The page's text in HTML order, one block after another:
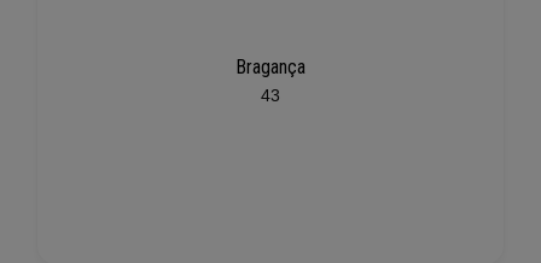
Bragança
43